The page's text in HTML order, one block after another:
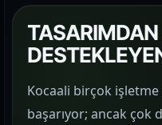
Kocaali birçok
başarıyor; ancak çok